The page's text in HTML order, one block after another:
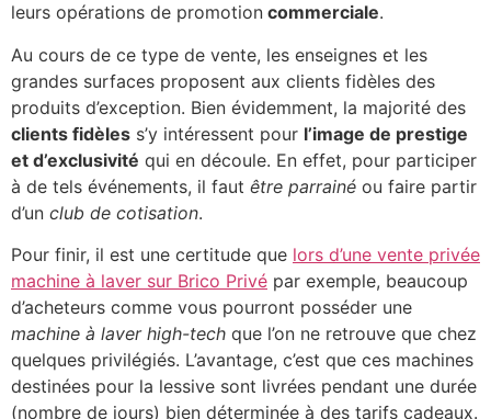
leurs opérations de promotion commerciale.
Au cours de ce type de vente, les enseignes et les
grandes surfaces proposent aux clients fidèles des
produits d’exception. Bien évidemment, la majorité des
clients fidèles s’y intéressent pour l’image de prestige
et d’exclusivité qui en découle. En effet, pour participer
à de tels événements, il faut être parrainé ou faire partir
d’un club de cotisation.
Pour finir, il est une certitude que lors d’une vente privée
machine à laver sur Brico Privé par exemple, beaucoup
d’acheteurs comme vous pourront posséder une
machine à laver high-tech que l’on ne retrouve que chez
quelques privilégiés. L’avantage, c’est que ces machines
destinées pour la lessive sont livrées pendant une durée
(nombre de jours) bien déterminée à des tarifs cadeaux.